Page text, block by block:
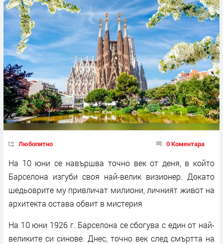
Любопитно 0 Коментара
На 10 юни се навършва точно век от деня, в който
Барселона изгуби своя най-велик визионер. Докато
шедьоврите му привличат милиони, личният живот на
архитекта остава обвит в мистерия
На 10 юни 1926 г. Барселона се сбогува с един от най-
великите си синове. Днес, точно век след смъртта на